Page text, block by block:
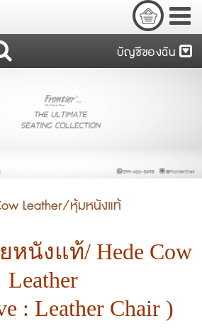
บัญชีของฉัน
Leather/หุ้มหนังแท้
หนังแท้/ Hede Cow
Leather
: Leather Chair )